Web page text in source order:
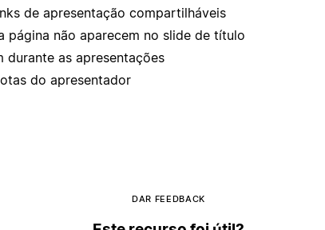
de apresentação compartilháveis
página não aparecem no slide de título
durante as apresentações
do apresentador
DAR FEEDBACK